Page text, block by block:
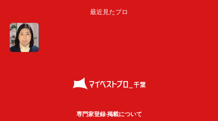
最近見たプロ
専門家登録·掲載について